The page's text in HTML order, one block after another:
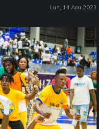
Lun, 14 Aou 2023